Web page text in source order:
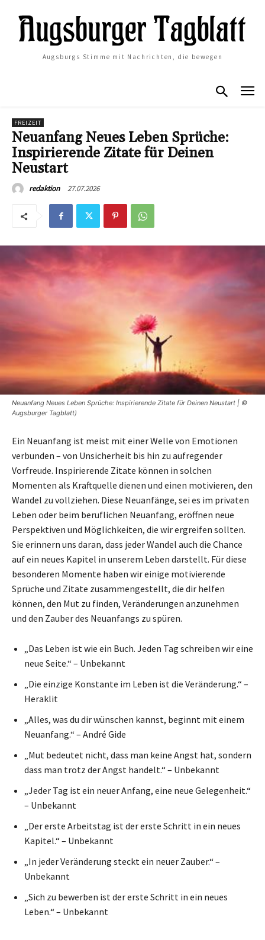
Augsburgs Stimme mit Nachrichten, die bewegen
FREIZEIT
Neuanfang Neues Leben Sprüche:
Inspirierende Zitate für Deinen
Neustart
redaktion 27.07.2026
Neuanfang Neues Leben Sprüche: Inspirierende Zitate für Deinen Neustart | ©
Augsburger Tagblatt)
Ein Neuanfang ist meist mit einer Welle von Emotionen
verbunden – von Unsicherheit bis hin zu aufregender
Vorfreude. Inspirierende Zitate können in solchen
Momenten als Kraftquelle dienen und einen motivieren, den
Wandel zu vollziehen. Diese Neuanfänge, sei es im privaten
Leben oder beim beruflichen Neuanfang, eröffnen neue
Perspektiven und Möglichkeiten, die wir ergreifen sollten.
Sie erinnern uns daran, dass jeder Wandel auch die Chance
auf ein neues Kapitel in unserem Leben darstellt. Für diese
besonderen Momente haben wir einige motivierende
Sprüche und Zitate zusammengestellt, die dir helfen
können, den Mut zu finden, Veränderungen anzunehmen
und den Zauber des Neuanfangs zu spüren.
„Das Leben ist wie ein Buch. Jeden Tag schreiben wir eine
neue Seite.“ – Unbekannt
„Die einzige Konstante im Leben ist die Veränderung.“ –
Heraklit
„Alles, was du dir wünschen kannst, beginnt mit einem
Neuanfang.“ – André Gide
„Mut bedeutet nicht, dass man keine Angst hat, sondern
dass man trotz der Angst handelt.“ – Unbekannt
„Jeder Tag ist ein neuer Anfang, eine neue Gelegenheit.“
– Unbekannt
„Der erste Arbeitstag ist der erste Schritt in ein neues
Kapitel.“ – Unbekannt
„In jeder Veränderung steckt ein neuer Zauber.“ –
Unbekannt
„Sich zu bewerben ist der erste Schritt in ein neues
Leben.“ – Unbekannt